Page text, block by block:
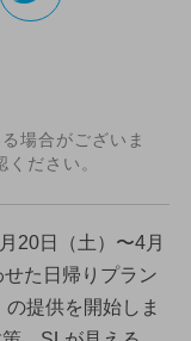
場合がございま
ださい。
20日（土）〜4月
た日帰りプラン
の提供を開始しま